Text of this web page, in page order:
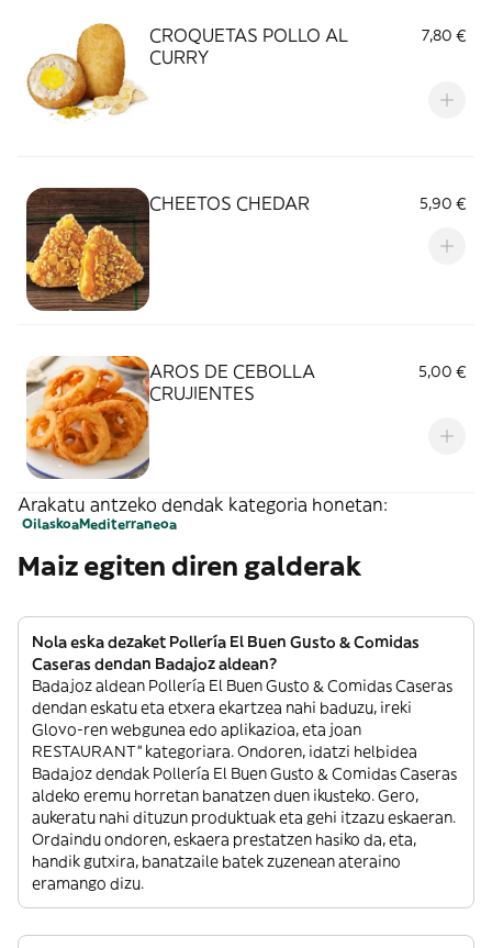
CROQUETAS POLLO AL
CURRY
7,80 €
CHEETOS CHEDAR 5,90 €
AROS DE CEBOLLA
CRUJIENTES
5,00 €
Arakatu antzeko dendak kategoria honetan:
OilaskoaMediterraneoa
Maiz egiten diren galderak
Nola eska dezaket Pollería El Buen Gusto & Comidas
Caseras dendan Badajoz aldean?
Badajoz aldean Pollería El Buen Gusto & Comidas Caseras
dendan eskatu eta etxera ekartzea nahi baduzu, ireki
Glovo-ren webgunea edo aplikazioa, eta joan
RESTAURANT” kategoriara. Ondoren, idatzi helbidea
Badajoz dendak Pollería El Buen Gusto & Comidas Caseras
aldeko eremu horretan banatzen duen ikusteko. Gero,
aukeratu nahi dituzun produktuak eta gehi itzazu eskaeran.
Ordaindu ondoren, eskaera prestatzen hasiko da, eta,
handik gutxira, banatzaile batek zuzenean ateraino
eramango dizu.